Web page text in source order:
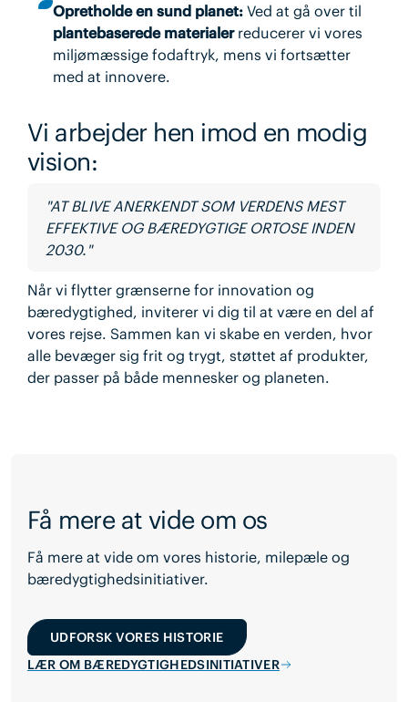
Opretholde en sund planet:Ved at gå over til
plantebaserede materialer reducerer vi vores
miljømæssige fodaftryk, mens vi fortsætter
med at innovere.
Vi arbejder hen imod en modig
vision:
"AT BLIVE ANERKENDT SOM VERDENS MEST
EFFEKTIVE OG BÆREDYGTIGE ORTOSE INDEN
2030."
Når vi flytter grænserne for innovation og
bæredygtighed, inviterer vi dig til at være en del af
vores rejse. Sammen kan vi skabe en verden, hvor
alle bevæger sig frit og trygt, støttet af produkter,
der passer på både mennesker og planeten.
Få mere at vide om os
Få mere at vide om vores historie, milepæle og
bæredygtighedsinitiativer.
UDFORSK VORES HISTORIE
LÆR OM BÆREDYGTIGHEDSINITIATIVER